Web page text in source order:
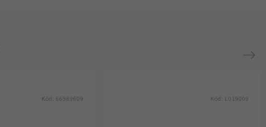
Kód: 66989609 Kód: L019009
Next